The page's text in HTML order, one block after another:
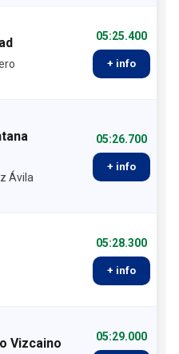
05:25.400
+ info
Ávila
05:26.700
+ info
05:28.300
+ info
Vizcaino 05:29.000